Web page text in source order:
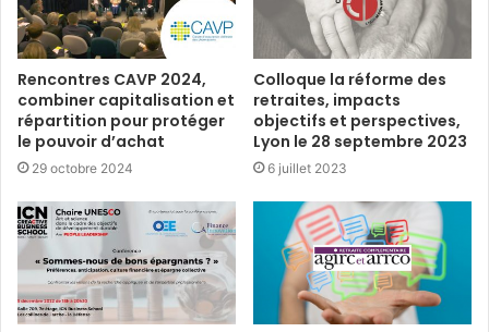
Rencontres CAVP 2024,
combiner capitalisation et
répartition pour protéger
le pouvoir d’achat
29 octobre 2024
Colloque la réforme des
retraites, impacts
objectifs et perspectives,
Lyon le 28 septembre 2023
6 juillet 2023